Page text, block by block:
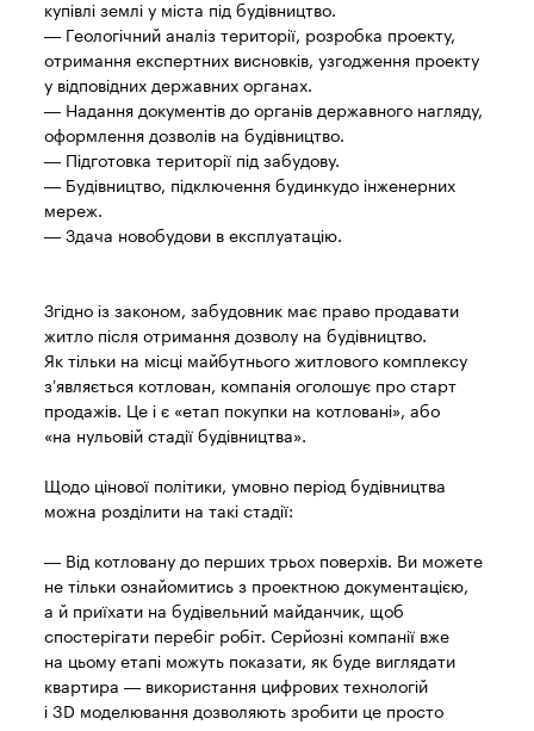
купівлі землі у міста під будівництво.
— Геологічний аналіз території, розробка проекту,
отримання експертних висновків, узгодження проекту
у відповідних державних органах.
— Надання документів до органів державного нагляду,
оформлення дозволів на будівництво.
— Підготовка території під забудову.
— Будівництво, підключення будинкудо інженерних
мереж.
— Здача новобудови в експлуатацію.
Згідно із законом, забудовник має право продавати
житло після отримання дозволу на будівництво.
Як тільки на місці майбутнього житлового комплексу
з’являється котлован, компанія оголошує про старт
продажів. Це і є «етап покупки на котловані», або
«на нульовій стадії будівництва».
Щодо цінової політики, умовно період будівництва
можна розділити на такі стадії:
— Від котловану до перших трьох поверхів. Ви можете
не тільки ознайомитись з проектною документацією,
а й приїхати на будівельний майданчик, щоб
спостерігати перебіг робіт. Серйозні компанії вже
на цьому етапі можуть показати, як буде виглядати
квартира — використання цифрових технологій
і 3D моделювання дозволяють зробити це просто